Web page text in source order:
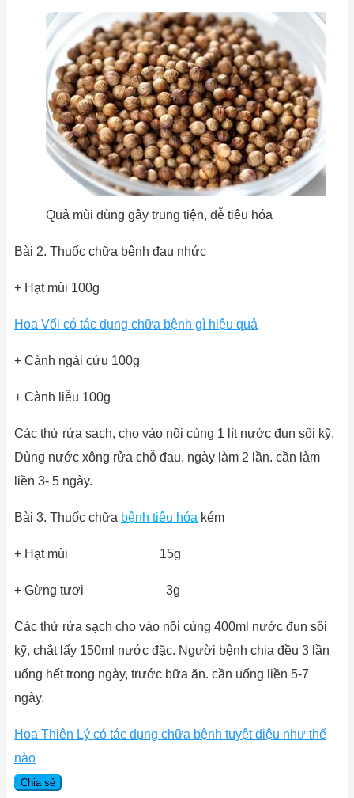
Quả mùi dùng gây trung tiện, dễ tiêu hóa
Bài 2. Thuốc chữa bệnh đau nhức
+ Hạt mùi 100g
Hoa Vối có tác dụng chữa bệnh gì hiệu quả
+ Cành ngải cứu 100g
+ Cành liễu 100g
Các thứ rửa sạch, cho vào nồi cùng 1 lít nước đun sôi kỹ.
Dùng nước xông rửa chỗ đau, ngày làm 2 lần. cần làm
liền 3- 5 ngày.
Bài 3. Thuốc chữa bệnh tiêu hóa kém
+ Hạt mùi 15g
+ Gừng tươi 3g
Các thứ rửa sạch cho vào nồi cùng 400ml nước đun sôi
kỹ, chắt lấy 150ml nước đặc. Người bệnh chia đều 3 lần
uống hết trong ngày, trước bữa ăn. cần uống liền 5-7
ngày.
Hoa Thiên Lý có tác dụng chữa bệnh tuyệt diệu như thế
nào
Chia sẻ